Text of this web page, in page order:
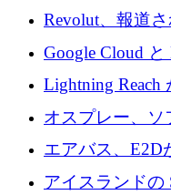
ートアップ
Revolut、報道
の新たな二次株
Google Cloud
された AI の野
Lightning
グループとし
に買収
オスプレー、ソ
攻撃を阻止す
エアバス、E2D
欧州防衛技術
アイスランド